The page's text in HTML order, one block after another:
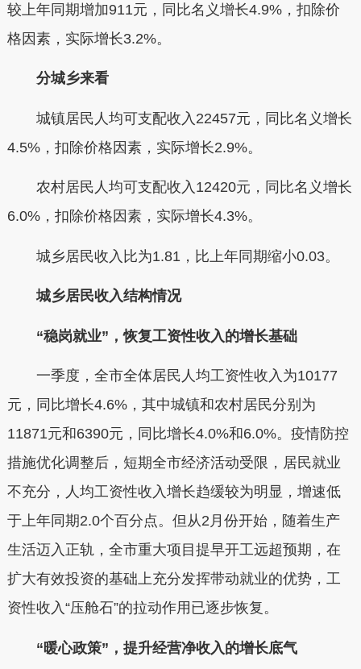
较上年同期增加911元 ，同比名义增长4.9%，扣除价
格因素，实际增长3.2%。
分城乡来看
城镇居民人均可支配收入 22457元 ，同比名义增长
4.5%，扣除价格因素，实际增长2.9%。
农村居民人均可支配收入 12420元 ，同比名义增长
6.0%，扣除价格因素，实际增长4.3%。
城乡居民收入比为1.81 ，比上年同期缩小0.03。
城乡居民收入结构情况
“稳岗就业”，恢复工资性收入的增长基础
一季度，全市全体居民人均工资性收入为10177
元 ，同比增长4.6%，其中城镇和农村居民分别为
11871元和6390元 ，同比增长4.0%和6.0%。疫情防控
措施优化调整后，短期全市经济活动受限，居民就业
不充分，人均工资性收入增长趋缓较为明显，增速低
于上年同期2.0个百分点。但从2月份开始，随着生产
生活迈入正轨，全市重大项目提早开工远超预期，在
扩大有效投资的基础上充分发挥带动就业的优势，工
资性收入“压舱石”的拉动作用已逐步恢复。
“暖心政策”，提升经营净收入的增长底气